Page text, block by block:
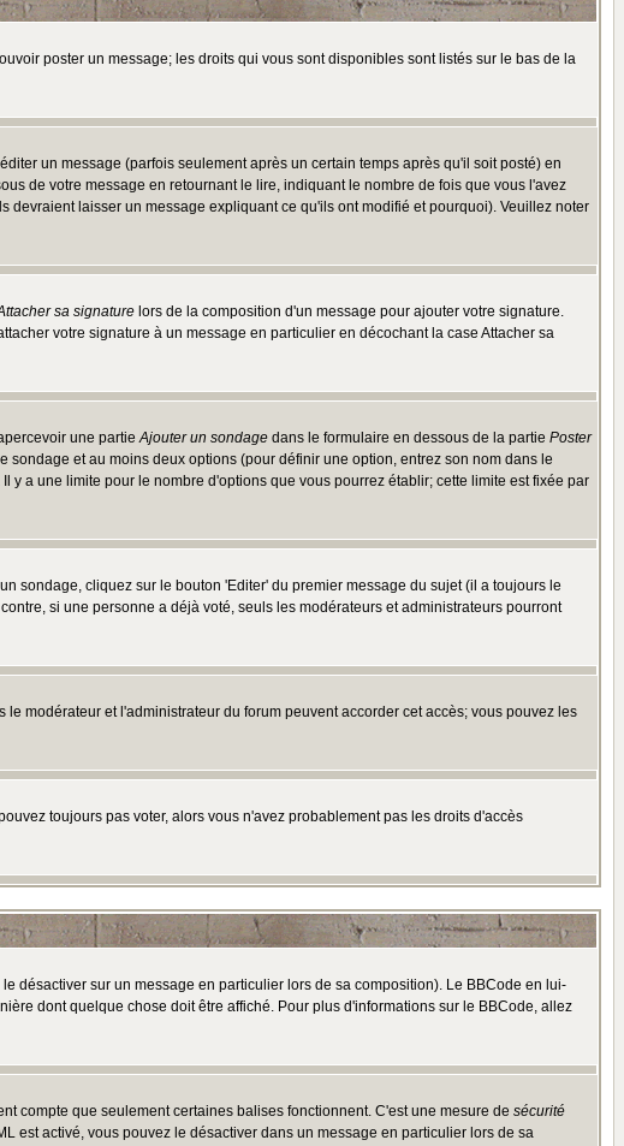
poster un message; les droits qui vous sont disponibles sont listés sur le bas de la
un message (parfois seulement après un certain temps après qu'il soit posté) en
de votre message en retournant le lire, indiquant le nombre de fois que vous l'avez
laisser un message expliquant ce qu'ils ont modifié et pourquoi). Veuillez noter
sa signature lors de la composition d'un message pour ajouter votre signature.
votre signature à un message en particulier en décochant la case Attacher sa
une partieAjouter un sondage dans le formulaire en dessous de la partie Poster
et au moins deux options (pour définir une option, entrez son nom dans le
a une limite pour le nombre d'options que vous pourrez établir; cette limite est fixée par
sondage, cliquez sur le bouton 'Editer' du premier message du sujet (il a toujours le
si une personne a déjà voté, seuls les modérateurs et administrateurs pourront
modérateur et l'administrateur du forum peuvent accorder cet accès; vous pouvez les
toujours pas voter, alors vous n'avez probablement pas les droits d'accès
désactiver sur un message en particulier lors de sa composition). Le BBCode en lui-
dont quelque chose doit être affiché. Pour plus d'informations sur le BBCode, allez
compte que seulement certaines balises fonctionnent. C'est une mesure de sécurité
est activé, vous pouvez le désactiver dans un message en particulier lors de sa